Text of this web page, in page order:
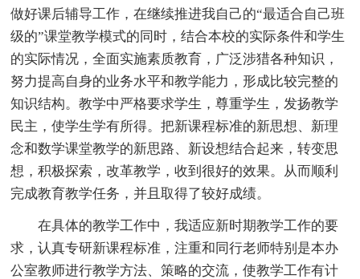
做好课后辅导工作，在继续推进我自己的“最适合自己班
级的”课堂教学模式的同时，结合本校的实际条件和学生
的实际情况，全面实施素质教育，广泛涉猎各种知识，
努力提高自身的业务水平和教学能力，形成比较完整的
知识结构。教学中严格要求学生，尊重学生，发扬教学
民主，使学生学有所得。把新课程标准的新思想、新理
念和数学课堂教学的新思路、新设想结合起来，转变思
想，积极探索，改革教学，收到很好的效果。从而顺利
完成教育教学任务，并且取得了较好成绩。
在具体的教学工作中，我适应新时期教学工作的要
求，认真专研新课程标准，注重和同行老师特别是本办
公室教师进行教学方法、策略的交流，使教学工作有计